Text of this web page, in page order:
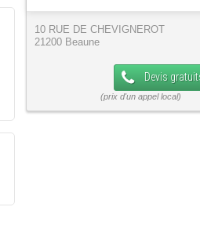
10 RUE DE CHEVIGNEROT
21200 Beaune
Devis